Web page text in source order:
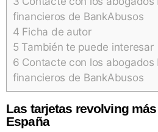
financieros de BankAbusos
4 Ficha de autor
5 También te puede interesar
6 Contacte con los abogados
financieros de BankAbusos
Las tarjetas revolving
España